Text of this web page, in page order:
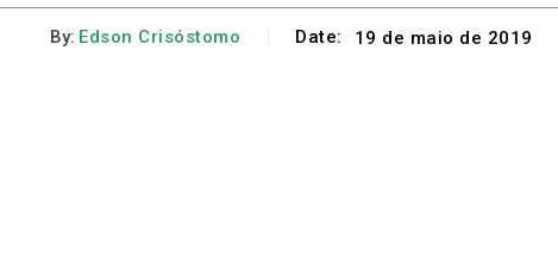
By: Edson Crisóstomo Date: 19 de maio de 2019